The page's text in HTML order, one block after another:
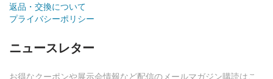
返品・交換について
プライバシーポリシー
ニュースレター
お得なクーポンや展示会情報など配信のメールマガジン購読はこ